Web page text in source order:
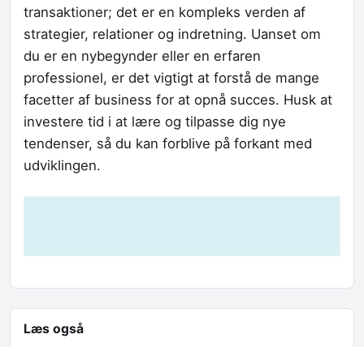
transaktioner; det er en kompleks verden af
strategier, relationer og indretning. Uanset om
du er en nybegynder eller en erfaren
professionel, er det vigtigt at forstå de mange
facetter af business for at opnå succes. Husk at
investere tid i at lære og tilpasse dig nye
tendenser, så du kan forblive på forkant med
udviklingen.
Læs også